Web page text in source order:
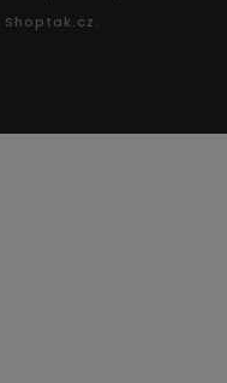
Shoptak.cz.